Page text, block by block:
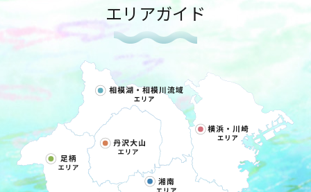
エリアガイド